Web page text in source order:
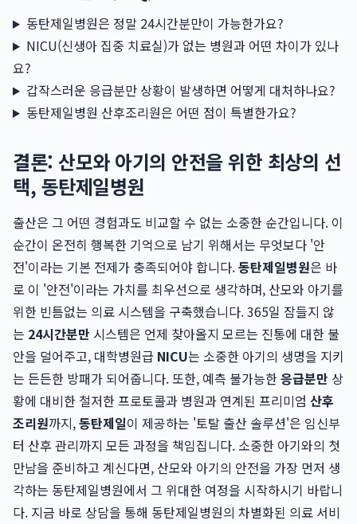
동탄제일병원은 정말 24시간분만이 가능한가요?
NICU(신생아 집중 치료실)가 없는 병원과 어떤 차이가 있나
요?
갑작스러운 응급분만 상황이 발생하면 어떻게 대처하나요?
동탄제일병원 산후조리원은 어떤 점이 특별한가요?
결론: 산모와 아기의 안전을 위한 최상의 선
택, 동탄제일병원
출산은 그 어떤 경험과도 비교할 수 없는 소중한 순간입니다. 이
순간이 온전히 행복한 기억으로 남기 위해서는 무엇보다 '안
전'이라는 기본 전제가 충족되어야 합니다.동탄제일병원은 바
로 이 '안전'이라는 가치를 최우선으로 생각하며, 산모와 아기를
위한 빈틈없는 의료 시스템을 구축했습니다. 365일 잠들지 않
는 24시간분만 시스템은 언제 찾아올지 모르는 진통에 대한 불
안을 덜어주고, 대학병원급 NICU는 소중한 아기의 생명을 지키
는 든든한 방패가 되어줍니다. 또한, 예측 불가능한응급분만 상
황에 대비한 철저한 프로토콜과 병원과 연계된 프리미엄 산후
조리원까지,동탄제일이 제공하는 '토탈 출산 솔루션'은 임신부
터 산후 관리까지 모든 과정을 책임집니다. 소중한 아기와의 첫
만남을 준비하고 계신다면, 산모와 아기의 안전을 가장 먼저 생
각하는 동탄제일병원에서 그 위대한 여정을 시작하시기 바랍니
다. 지금 바로 상담을 통해 동탄제일병원의 차별화된 의료 서비